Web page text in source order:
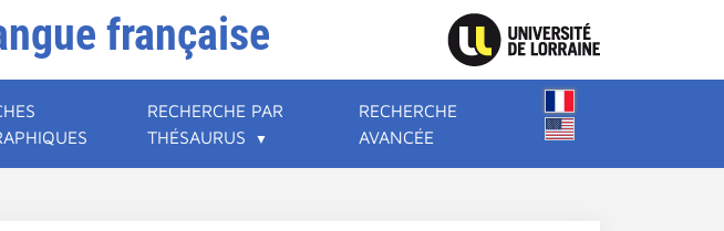
française
RECHERCHE PAR
THÉSAURUS
RECHERCHE
AVANCÉE